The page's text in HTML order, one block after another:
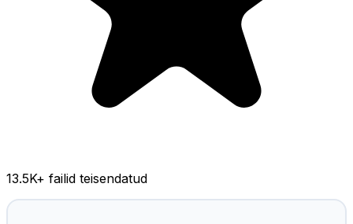
13.5K+ failid teisendatud